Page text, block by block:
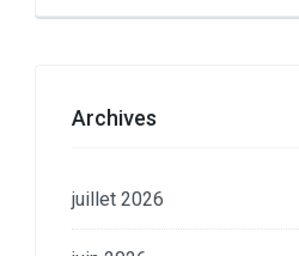
Archives
juillet 2026